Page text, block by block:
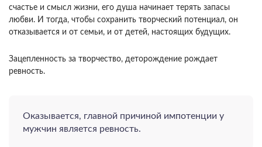
счастье и смысл жизни, его душа начинает терять запасы
любви. И тогда, чтобы сохранить творческий потенциал, он
отказывается и от семьи, и от детей, настоящих будущих.
Зацепленность за творчество, деторождение рождает
ревность.
Оказывается, главной причиной импотенции у
мужчин является ревность.